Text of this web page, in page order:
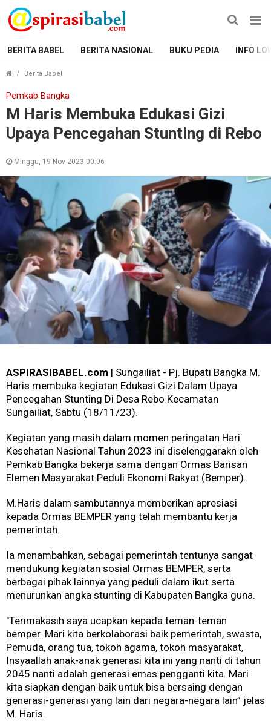
BERITA BABEL BERITA NASIONAL BUKU PEDIA INFO
Berita Babel
Pemkab Bangka
M Haris Membuka Edukasi Gizi
Upaya Pencegahan Stunting di Rebo
Minggu, 19 Nov 2023 00:06
ASPIRASIBABEL.com | Sungailiat - Pj. Bupati Bangka M.
Haris membuka kegiatan Edukasi Gizi Dalam Upaya
Pencegahan Stunting Di Desa Rebo Kecamatan
Sungailiat, Sabtu (18/11/23).
Kegiatan yang masih dalam momen peringatan Hari
Kesehatan Nasional Tahun 2023 ini diselenggarakn oleh
Pemkab Bangka bekerja sama dengan Ormas Barisan
Elemen Masyarakat Peduli Ekonomi Rakyat (Bemper).
M.Haris dalam sambutannya memberikan apresiasi
kepada Ormas BEMPER yang telah membantu kerja
pemerintah.
Ia menambahkan, sebagai pemerintah tentunya sangat
mendukung kegiatan sosial Ormas BEMPER, serta
berbagai pihak lainnya yang peduli dalam ikut serta
menurunkan angka stunting di Kabupaten Bangka guna.
"Terimakasih saya ucapkan kepada teman-teman
bemper. Mari kita berkolaborasi baik pemerintah, swasta,
Pemuda, orang tua, tokoh agama, tokoh masyarakat,
Insyaallah anak-anak generasi kita ini yang nanti di tahun
2045 nanti adalah generasi emas pengganti kita. Mari
kita siapkan dengan baik untuk bisa bersaing dengan
generasi-generasi yang lain dari negara-negara lain” jelas
M. Haris.